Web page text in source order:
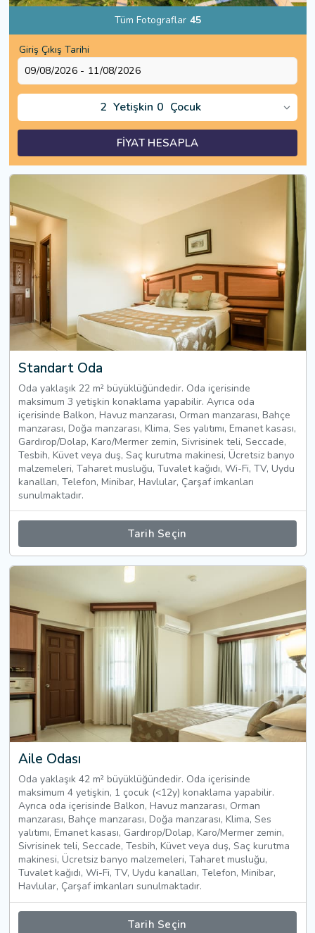
Tüm Fotograflar 45
Giriş Çıkış Tarihi
2 Yetişkin 0 Çocuk
FİYAT HESAPLA
Standart Oda
Oda yaklaşık 22 m² büyüklüğündedir. Oda içerisinde
maksimum 3 yetişkin konaklama yapabilir. Ayrıca oda
içerisinde Balkon, Havuz manzarası, Orman manzarası, Bahçe
manzarası, Doğa manzarası, Klima, Ses yalıtımı, Emanet kasası,
Gardırop/Dolap, Karo/Mermer zemin, Sivrisinek teli, Seccade,
Tesbih, Küvet veya duş, Saç kurutma makinesi, Ücretsiz banyo
malzemeleri, Taharet musluğu, Tuvalet kağıdı, Wi-Fi, TV, Uydu
kanalları, Telefon, Minibar, Havlular, Çarşaf imkanları
sunulmaktadır.
Tarih Seçin
Aile Odası
Oda yaklaşık 42 m² büyüklüğündedir. Oda içerisinde
maksimum 4 yetişkin, 1 çocuk (<12y) konaklama yapabilir.
Ayrıca oda içerisinde Balkon, Havuz manzarası, Orman
manzarası, Bahçe manzarası, Doğa manzarası, Klima, Ses
yalıtımı, Emanet kasası, Gardırop/Dolap, Karo/Mermer zemin,
Sivrisinek teli, Seccade, Tesbih, Küvet veya duş, Saç kurutma
makinesi, Ücretsiz banyo malzemeleri, Taharet musluğu,
Tuvalet kağıdı, Wi-Fi, TV, Uydu kanalları, Telefon, Minibar,
Havlular, Çarşaf imkanları sunulmaktadır.
Tarih Seçin